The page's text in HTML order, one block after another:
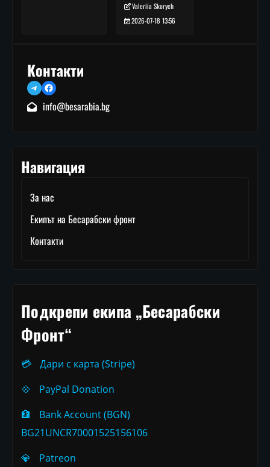
Valeriia Skorych
2026-07-18 13:56
Контакти
TelegramFacebook
info@besarabia.bg
Навигация
За нас
Екипът на Бесарабски фронт
Контакти
Подкрепи екипа „Бесарабски
Фронт“
💳
Дари с карта (Stripe)
💠
PayPal Donation
🏦
Bank Account (BGN)
BG21UNCR70001525156106
💎
Patreon